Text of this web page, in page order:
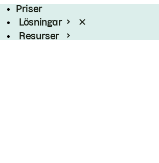
Priser
Lösningar
Resurser